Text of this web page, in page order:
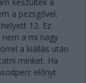
a pezsgővel.
12. Ez
nem a mi nagy
a kiállás után
minket. Ha
előnyt